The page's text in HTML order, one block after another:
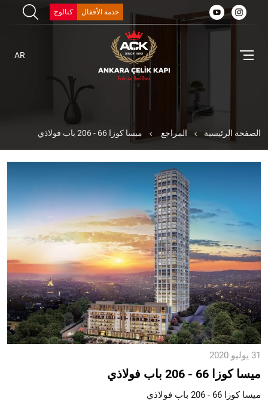
خدمة الأقفال كتالوج
AR
الصفحة الرئيسية المراجع ميسا كوزا 66 - 206 باب فولاذي
31 يوليو 2020
ميسا كوزا 66 - 206 باب فولاذي
ميسا كوزا 66 - 206 باب فولاذي